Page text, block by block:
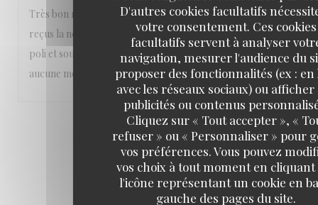
D'autres cookies facultatifs
votre consentement. Ces cookies
facultatifs servent à analyser
navigation, mesurer l'audience du
proposer des fonctionnalités (ex : en
avec les réseaux sociaux) ou afficher
publicités ou contenus
Cliquez sur « Tout accepter », «
refuser » ou « Personnaliser » pour
vos préférences. Vous pouvez
vos choix à tout moment en
l'icône représentant un cookie en
gauche des pages du site.
Très bon restaurant nous sommes toujours parfaitement
reçus la nourriture est excellente et le personnel aimable
poli et souriant Un vrai plaisir Nous recommandons sans
aucune modération ❤️❤️❤️
1 2 3